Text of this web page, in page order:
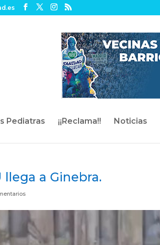
Pediatras ¡¡Reclama!! Noticias
llega a Ginebra.